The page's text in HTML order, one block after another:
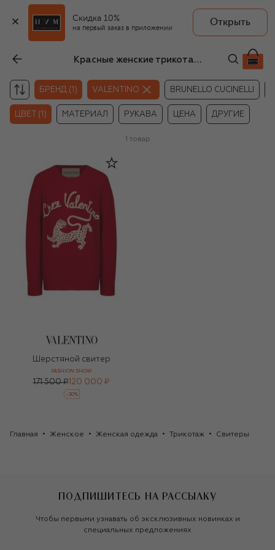
Скидка 10%
на первый заказ в приложении
Открыть
Красные женские трикотажные свитеры Valentino
БРЕНД (1) VALENTINO BRUNELLO CUCINELLI
ЦВЕТ (1) МАТЕРИАЛ РУКАВА ЦЕНА ДРУГИЕ
1 товар
Шерстяной свитер
FASHION SHOW
171 500 ₽120 000 ₽
-30%
Главная Женское Женская одежда Трикотаж Свитеры
ПОДПИШИТЕСЬ НА РАССЫЛКУ
Чтобы первыми узнавать об эксклюзивных новинках и
специальных предложениях